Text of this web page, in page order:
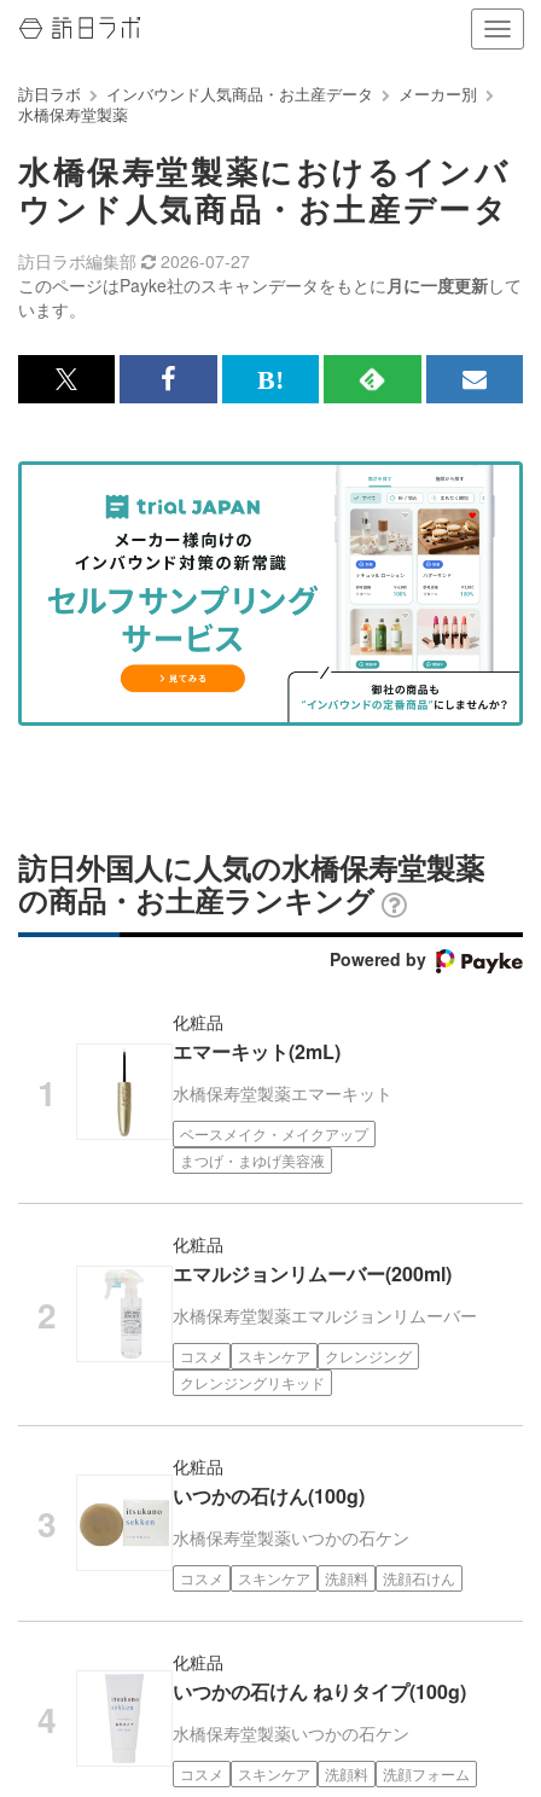
ナ
ビ
ン
の
表
切
訪日ラボ インバウンド人気商品・お土産データ
メーカー別
水橋保寿堂製薬
水橋保寿堂製薬におけるインバ
ウンド人気商品・お土産データ
このページはPayke社のスキャンデータをもとに月に一度更新して
います。
訪日ラボ編集部 2026-07-27
x<br>
記
を
シ
ェ
る
Facebook<br>
記
事
を
シ
ェ
ア
す
る
は
な
ッ
ク
マ
に
RSS
記
事
を
購
読
す
る
メ
マ
ガ
登
録
す
る
訪日外国人に人気の水橋保寿堂製薬
の商品・お土産ランキング
Powered by
化粧品
エマーキット(2mL)
水橋保寿堂製薬エマーキット
ベースメイク・メイクアップ
まつげ・まゆげ美容液
化粧品
エマルジョンリムーバー(200ml)
水橋保寿堂製薬エマルジョンリムーバー
コスメ スキンケア
クレンジング
クレンジングリキッド
化粧品
いつかの石けん(100g)
水橋保寿堂製薬いつかの石ケン
コスメ スキンケア 洗顔料 洗顔石けん
化粧品
いつかの石けん ねりタイプ(100g)
水橋保寿堂製薬いつかの石ケン
コスメ スキンケア 洗顔料 洗顔フォーム